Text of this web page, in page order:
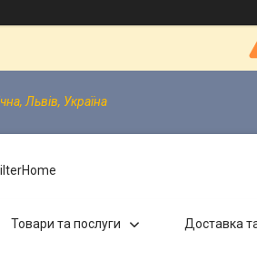
Львів, Україна
Товари та послуги Доставка